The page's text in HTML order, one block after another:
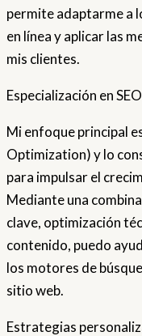
permite adaptarme a
en línea y aplicar las
mis clientes.
Especialización en SEO
Mi enfoque principal
Optimization) y lo
para impulsar el
Mediante una
clave, optimización
contenido, puedo
los motores de
sitio web.
Estrategias